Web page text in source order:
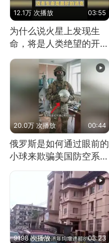
12.1万 次播放 03:55
为什么说火星上发现生
命，将是人类绝望的开
20.0万 次播放 00:44
俄罗斯是如何通过眼前的
小球来欺骗美国防空系统
9198 次播放 03:23